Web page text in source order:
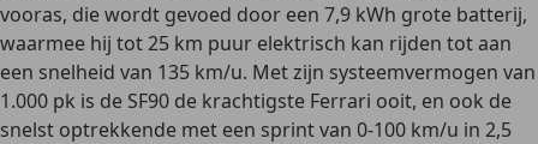
vooras, die wordt gevoed door een 7,9 kWh grote batterij,
waarmee hij tot 25 km puur elektrisch kan rijden tot aan
een snelheid van 135 km/u. Met zijn systeemvermogen van
1.000 pk is de SF90 de krachtigste Ferrari ooit, en ook de
snelst optrekkende met een sprint van 0-100 km/u in 2,5